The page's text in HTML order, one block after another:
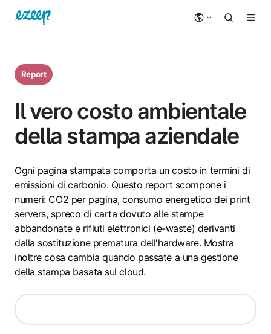
Report
Il vero costo ambientale
della stampa aziendale
Ogni pagina stampata comporta un costo in termini di
emissioni di carbonio. Questo report scompone i
numeri: CO2 per pagina, consumo energetico dei print
servers, spreco di carta dovuto alle stampe
abbandonate e rifiuti elettronici (e-waste) derivanti
dalla sostituzione prematura dell'hardware. Mostra
inoltre cosa cambia quando passate a una gestione
della stampa basata sul cloud.